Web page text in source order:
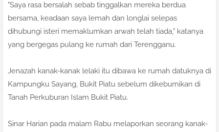
"Saya rasa bersalah sebab tinggalkan mereka berdua
bersama, keadaan saya lemah dan longlai selepas
dihubungi isteri memaklumkan arwah telah tiada," katanya
yang bergegas pulang ke rumah dari Terengganu.
Jenazah kanak-kanak lelaki itu dibawa ke rumah datuknya di
Kampungku Sayang, Bukit Piatu sebelum dikebumikan di
Tanah Perkuburan Islam Bukit Piatu.
Sinar Harian pada malam Rabu melaporkan seorang kanak-